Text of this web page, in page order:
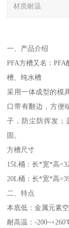
材质耐温
一、产品介绍
PFA方槽又名：
槽、纯水槽
采用一体成型的模
口带有翻边，方便
子，防尘防挥发；
固。
方槽尺寸
15L桶：长*宽*高
20L桶：长*宽*高
二、特点
本底低：金属元素
耐高温：-